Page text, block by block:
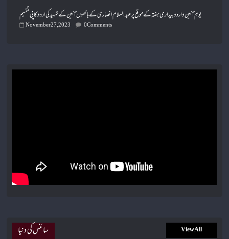
یومِ آئین و اردو بیداری ہفتہ کے موقع پر عبدالسلام انصاری کے ہاتھوں آئین کے تمہید کی اردو کاپی تقسیم
November 27, 2023 0 Comments
سائنس کی دنیا View All